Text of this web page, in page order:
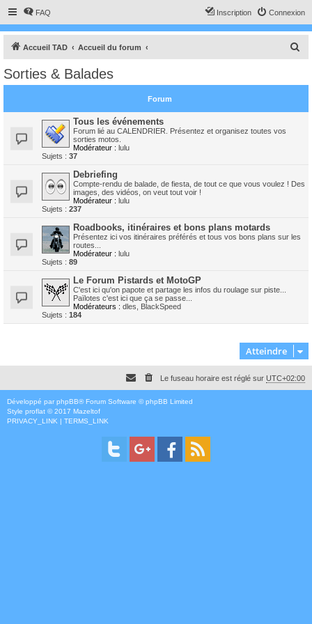
FAQ Connexion
Inscription
Accueil TAD Accueil du forum
e
Sorties & Balades
Forum
Tous les événements
Forum lié au CALENDRIER. Présentez et organisez toutes vos
sorties motos.
Modérateur : lulu
Sujets : 37
Debriefing
Compte-rendu de balade, de fiesta, de tout ce que vous voulez ! Des
images, des vidéos, on veut tout voir !
Modérateur : lulu
Sujets : 237
Roadbooks, itinéraires et bons plans motards
Présentez ici vos itinéraires préférés et tous vos bons plans sur les
routes...
Modérateur : lulu
Sujets : 89
Le Forum Pistards et MotoGP
C'est ici qu'on papote et partage les infos du roulage sur piste...
Païlotes c'est ici que ça se passe...
Modérateurs : dles
BlackSpeed
Sujets : 184
Atteindre
Le fuseau horaire est réglé sur UTC+02:00
Développé par phpBB® Forum Software © phpBB Limited
Style proflat © 2017 Mazeltof
PRIVACY_LINK | TERMS_LINK